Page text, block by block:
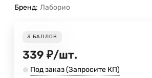
Бренд: Лаборио
3 БАЛЛОВ
339 ₽/шт.
Под заказ (Запросите КП)